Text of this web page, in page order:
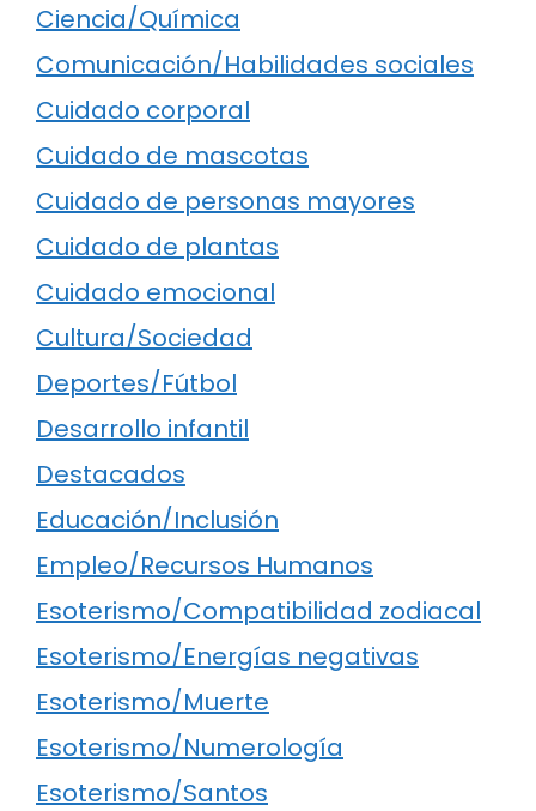
Ciencia/Química
Comunicación/Habilidades sociales
Cuidado corporal
Cuidado de mascotas
Cuidado de personas mayores
Cuidado de plantas
Cuidado emocional
Cultura/Sociedad
Deportes/Fútbol
Desarrollo infantil
Destacados
Educación/Inclusión
Empleo/Recursos Humanos
Esoterismo/Compatibilidad zodiacal
Esoterismo/Energías negativas
Esoterismo/Muerte
Esoterismo/Numerología
Esoterismo/Santos